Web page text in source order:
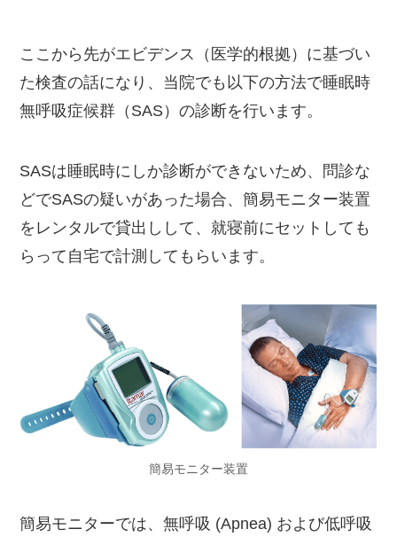
ここから先がエビデンス（医学的根拠）に基づい
た検査の話になり、当院でも以下の方法で睡眠時
無呼吸症候群（SAS）の診断を行います。
SASは睡眠時にしか診断ができないため、問診な
どでSASの疑いがあった場合、簡易モニター装置
をレンタルで貸出しして、就寝前にセットしても
らって自宅で計測してもらいます。
簡易モニター装置
簡易モニターでは、無呼吸 (Apnea) および低呼吸